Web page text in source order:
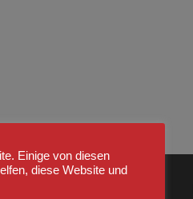
Einige von diesen
diese Website und